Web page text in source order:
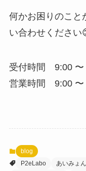
何かお困りのこと
い合わせください
受付時間 9:00 〜
営業時間 9:00 〜
blog
P2eLabo
あいみょん